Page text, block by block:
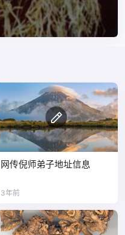
网传倪师弟子地址信息
3年前